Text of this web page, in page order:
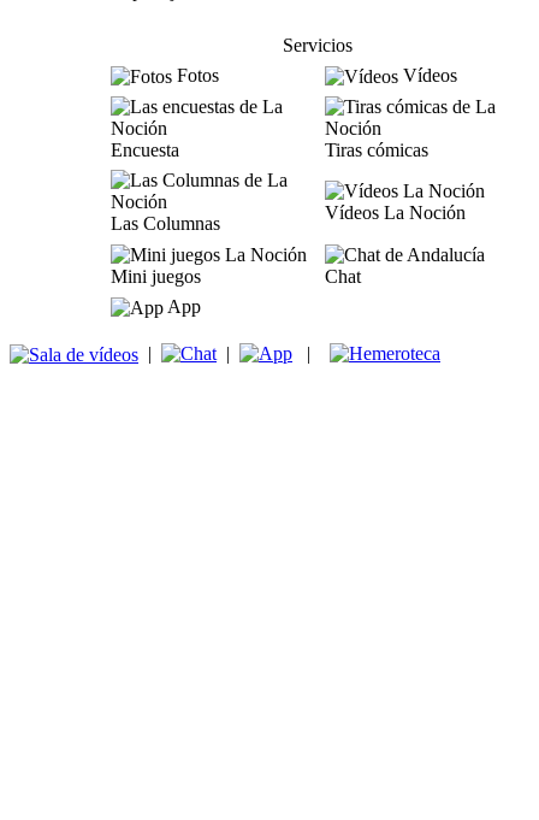
Servicios
Fotos
Vídeos
Encuesta Tiras cómicas
Las Columnas
Vídeos La Noción
Mini juegos
Chat
App
| | |